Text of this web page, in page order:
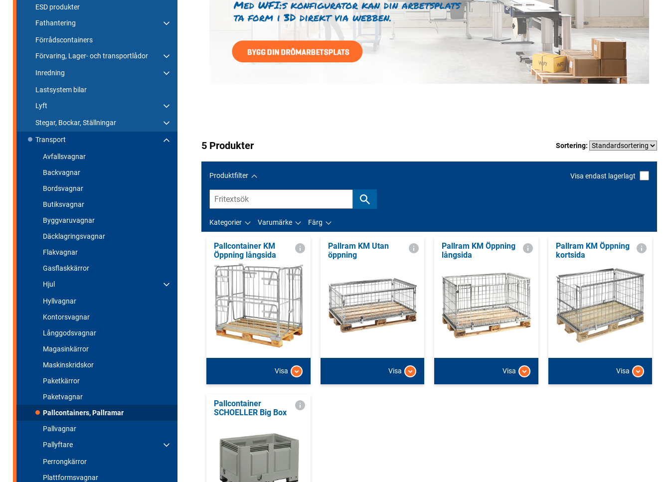
ESD produkter
Fathantering
Förrådscontainers
Förvaring, Lager- och transportlådor
Inredning
Lastsystem bilar
Lyft
Stegar, Bockar, Ställningar
Transport
Avfallsvagnar
Backvagnar
Bordsvagnar
Butiksvagnar
Byggvaruvagnar
Däcklagringsvagnar
Flakvagnar
Gasflaskkärror
Hjul
Hyllvagnar
Kontorsvagnar
Långgodsvagnar
Magasinkärror
Maskinskridskor
Paketkärror
Paketvagnar
Pallcontainers, Pallramar
Pallvagnar
Pallyftare
Perrongkärror
Plattformsvagnar
5 Produkter Sortering:
Produktfilter Visa endast lagerlagt
Kategorier Varumärke Färg
Pallcontainer KM
Öppning långsida
Visa
Pallram KM Utan
öppning
Visa
Pallram KM Öppning
långsida
Visa
Pallram KM Öppning
kortsida
Visa
Pallcontainer
SCHOELLER Big Box